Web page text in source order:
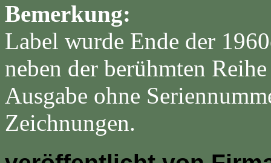
Bemerkung:
Label wurde Ende der
neben der berühmten
Ausgabe ohne
Zeichnungen.